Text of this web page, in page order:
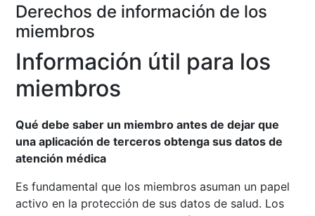
Derechos de información de los
miembros
Información útil para los
miembros
Qué debe saber un miembro antes de dejar que
una aplicación de terceros obtenga sus datos de
atención médica
Es fundamental que los miembros asuman un papel
activo en la protección de sus datos de salud. Los